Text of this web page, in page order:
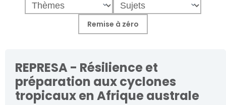
REPRESA - Résilience et
préparation aux cyclones
tropicaux en Afrique australe